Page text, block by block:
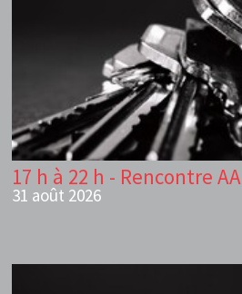
17 h à 22 h - Rencontre AA
31 août 2026